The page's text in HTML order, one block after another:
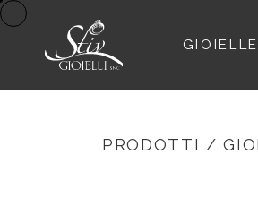
PRODOTTI /